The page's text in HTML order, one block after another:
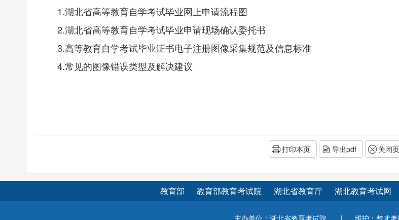
1.湖北省高等教育自学考试毕业网上申请流程图
2.湖北省高等教育自学考试毕业申请现场确认委托书
3.高等教育自学考试毕业证书电子注册图像采集规范及信息标准
4.常见的图像错误类型及解决建议
打印本页 导出pdf 关闭
教育部 教育部教育考试院 湖北省教育厅 湖北教育考试网
主办单位：湖北省教育考试院 | 维护：楚才